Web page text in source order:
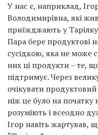
У нас є, наприклад,
Володимирівна, які
приїжджають у
Пара бере продуктові
сусідкою, яка не може
них ці продукти – те,
підтримує. Через
очікувати
ніж це було на
розуміють і всеодно
Ігор навіть жартував,